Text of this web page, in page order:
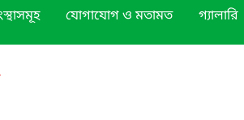
যোগাযোগ ও মতামত গ্যালারি